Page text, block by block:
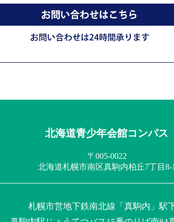
北海道青少年会館コンパス
〒005-0022
北海道札幌市南区真駒内柏丘7丁目8-1
札幌市営地下鉄南北線 「真駒内」駅